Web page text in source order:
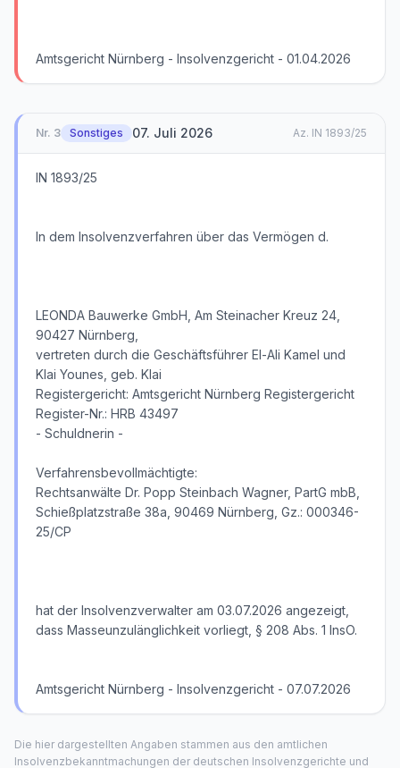
Amtsgericht Nürnberg - Insolvenzgericht - 01.04.2026
Nr. 3 Sonstiges 07. Juli 2026 Az. IN 1893/25
IN 1893/25
In dem Insolvenzverfahren über das Vermögen d.
LEONDA Bauwerke GmbH, Am Steinacher Kreuz 24,
90427 Nürnberg,
vertreten durch die Geschäftsführer El-Ali Kamel und
Klai Younes, geb. Klai
Registergericht: Amtsgericht Nürnberg Registergericht
Register-Nr.: HRB 43497
- Schuldnerin -
Verfahrensbevollmächtigte:
Rechtsanwälte Dr. Popp Steinbach Wagner, PartG mbB,
Schießplatzstraße 38a, 90469 Nürnberg, Gz.: 000346-
25/CP
hat der Insolvenzverwalter am 03.07.2026 angezeigt,
dass Masseunzulänglichkeit vorliegt, § 208 Abs. 1 InsO.
Amtsgericht Nürnberg - Insolvenzgericht - 07.07.2026
Die hier dargestellten Angaben stammen aus den amtlichen
Insolvenzbekanntmachungen der deutschen Insolvenzgerichte und